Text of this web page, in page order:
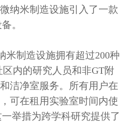
纳米制造设施引入了一款
。
米制造设施拥有超过200种
内的研究人员和非GT附
洁净室服务。所有用户在
可在租用实验室时间内使
举措为跨学科研究提供了